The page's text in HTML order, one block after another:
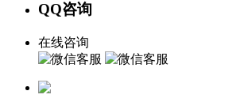
QQ咨询
在线咨询